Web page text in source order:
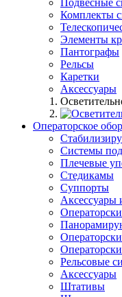
Подвесные
Комплекты
Элементы
Пантографы
Рельсы
Каретки
Аксессуары
Операторское
Системы
Плечевые
Стедикамы
Суппорты
Аксессуары
Рельсовые
Аксессуары
Штативы